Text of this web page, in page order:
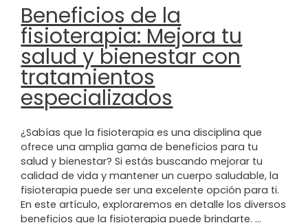
Beneficios de la
fisioterapia: Mejora tu
salud y bienestar con
tratamientos
especializados
¿Sabías que la fisioterapia es una disciplina que
ofrece una amplia gama de beneficios para tu
salud y bienestar? Si estás buscando mejorar tu
calidad de vida y mantener un cuerpo saludable, la
fisioterapia puede ser una excelente opción para ti.
En este artículo, exploraremos en detalle los diversos
beneficios que la fisioterapia puede brindarte. …